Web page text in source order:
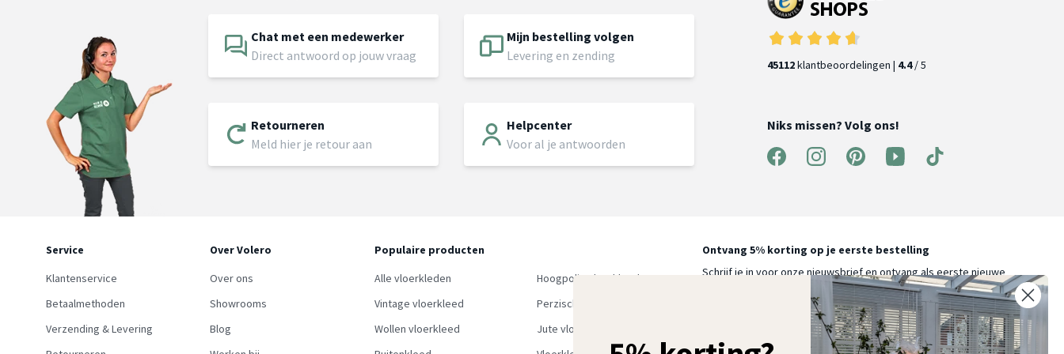
Chat met een medewerker
Direct antwoord op jouw vraag
Mijn bestelling volgen
Levering en zending
Retourneren
Meld hier je retour aan
Helpcenter
Voor al je antwoorden
45112klantbeoordelingen | 4.4/ 5
Niks missen? Volg ons!
Service
Klantenservice
Betaalmethoden
Verzending & Levering
Over Volero
Over ons
Showrooms
Blog
Populaire producten
Alle vloerkleden
Hoogpolig vloerkleed
Vintage vloerkleed
Perzisch tapijt
Wollen vloerkleed
Jute vloerkleed
Ontvang 5% korting op je eerste bestelling
Schrijf je in voor onze nieuwsbrief en ontvang als eerste nieuwe
wooninspiratie, collecties en aanbiedingen